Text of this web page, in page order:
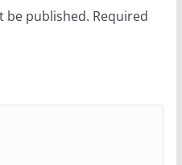
be published. Required